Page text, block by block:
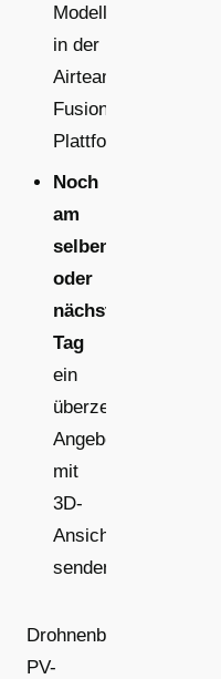
Modellerstellung
in der
Airteam
Fusion
Plattform
Noch
am
selben
oder
nächsten
Tag
ein
überzeugendes
Angebot
mit
3D-
Ansicht
senden
Drohnenbasierte
PV-